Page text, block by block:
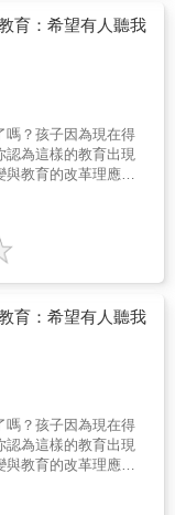
玉東國中老師王嘉納
火的章魚、會發光
一無二的手工車，
的酷炫機器人
代巨浪的翻轉。再回
股從下而上，從偏鄉
聚積的翻轉星海，翻
用科技，讓孩子成為
回學習動機，也讓
巴瑞．利莫曼
，專訪
習的僵固思維
與改革思潮的教師
師長
：五年來關注國內教
親子天下》，集結
的關鍵議題。從日
亞洲到世界，探訪
助關心教育的讀
習變革」。在乎孩
書提供完整易讀的全
擇，採取更適性的教
年TED教育大獎得
親子天下》翻譯轉載
內外教育大師包括：
．戴蒙（William
巴瑞．利莫曼
，專訪
習的僵固思維
與改革思潮的教師
師長
一些思索未來的建
成的好孩子，是所
出的優等生。他從
，以得高分為目
型的示範，是唯有
取得高學歷，投身公
此一路平步青雲，他
教育之路，真的是我
、學校，他們給的，
所安排的，真的都
育概念與教育體制最
在學學生們最直接的
。
育：希望有人聽我
嗎？孩子因為現在得
認為這樣的教育出現
教育的改革理應是
大家都看不到未
甚麼問題？孩子的
質越來越差，這是甚
方式，希望大家來關
灣才有救。普遍的
大家一味的要追求
，要將自己的孩子
一個郭台銘。但是
受到的教育狀況，對
的影響。我們現在的
的令人憂心與擔憂，
決，孩子未來還有甚
顆敏感的心，以及一
育：希望有人聽我
嗎？孩子因為現在得
認為這樣的教育出現
與教育的改革理應是
大家都看不到未